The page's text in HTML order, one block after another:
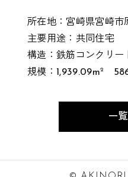
所在地：宮崎県宮崎市
主要用途：共同住宅
構造：鉄筋コンクリー
規模：1,939.09m2
一